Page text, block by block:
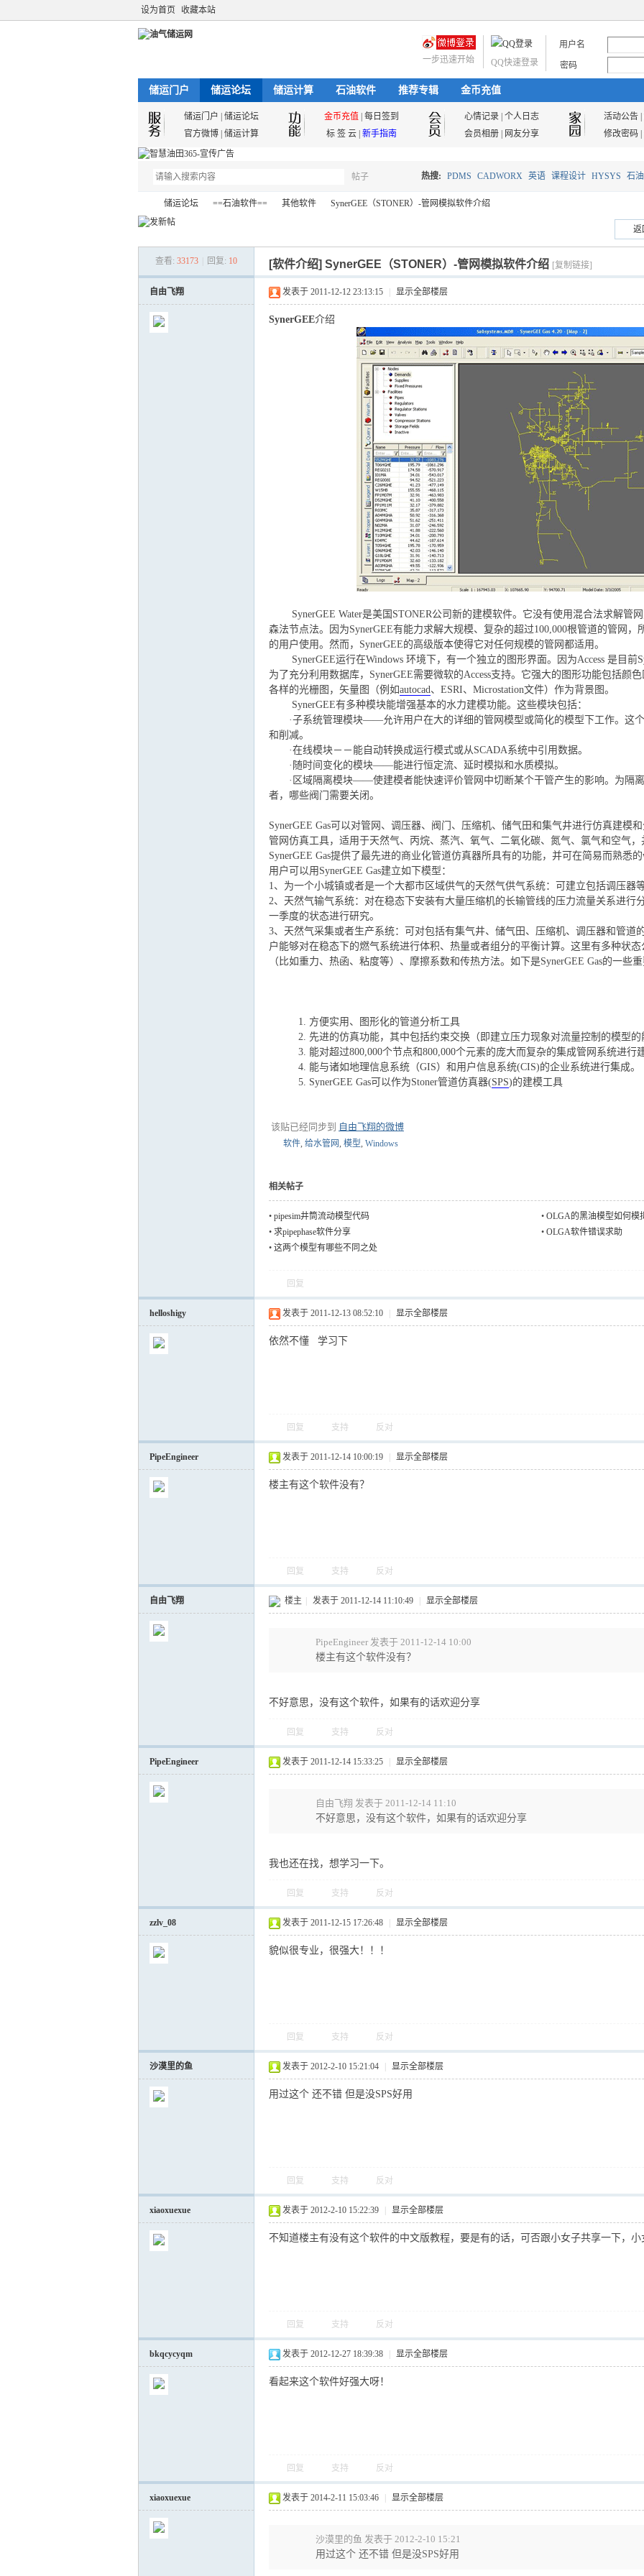
设为首页 收藏本站
用户名
密码
QQ快速登录
一步迅速开始
储运门户 储运论坛 储运计算 石油软件 推荐专辑 金币充值
储运门户 储运论坛 金币充值 每日签到 心情记录 个人日志 活动公告|
官方微博 储运计算 标 签 云 新手指南 会员相册 网友分享 修改密码|
帖子
搜
索
热搜: PDMS CADWORX 英语 课程设计 HYSYS 石
油气储运
储运论坛 ==石油软件== 其他软件
›
SynerGEE（STONER）-管网模拟软件介绍
返
查看: 33173 回复: 10 [软件介绍] SynerGEE（STONER）-管网模拟软件介绍 [复制链接]
自由飞翔 发表于 2011-12-12 23:13:15 显示全部楼层
SynerGEE介绍
SynerGEE Water是美国STONER公司新的建模软件。它没有使用混合法求解管网
森法节点法。因为SynerGEE有能力求解大规模、复杂的超过100,000根管道的管网，
的用户使用。然而，SynerGEE的高级版本使得它对任何规模的管网都适用。
SynerGEE运行在Windows 环境下，有一个独立的图形界面。因为Access 是目前
为了充分利用数据库，SynerGEE需要微软的Access支持。它强大的图形功能包括颜
各样的光栅图，矢量图（例如autocad、ESRI、Microstation文件）作为背景图。
SynerGEE有多种模块能增强基本的水力建模功能。这些模块包括：
·子系统管理模块――允许用户在大的详细的管网模型或简化的模型下工作。这个
和削减。
·在线模块－－能自动转换成运行模式或从SCADA系统中引用数据。
·随时间变化的模块――能进行恒定流、延时模拟和水质模拟。
·区域隔离模块――使建模者能快速评价管网中切断某个干管产生的影响。为隔离
者，哪些阀门需要关闭。
SynerGEE Gas可以对管网、调压器、阀门、压缩机、储气田和集气井进行仿真建模
管网仿真工具，适用于天然气、丙烷、蒸汽、氧气、二氧化碳、氮气、氯气和空气，
SynerGEE Gas提供了最先进的商业化管道仿真器所具有的功能，并可在简易而熟悉的
用户可以用SynerGEE Gas建立如下模型：
1、为一个小城镇或者是一个大都市区域供气的天然气供气系统：可建立包括调压器
2、天然气输气系统：对在稳态下安装有大量压缩机的长输管线的压力流量关系进行
一季度的状态进行研究。
3、天然气采集或者生产系统：可对包括有集气井、储气田、压缩机、调压器和管道
户能够对在稳态下的燃气系统进行体积、热量或者组分的平衡计算。这里有多种状
（比如重力、热函、粘度等）、摩擦系数和传热方法。如下是SynerGEE Gas的一些重
方便实用、图形化的管道分析工具
先进的仿真功能，其中包括约束交换（即建立压力现象对流量控制的模型的
能对超过800,000个节点和800,000个元素的庞大而复杂的集成管网系统进行
能与诸如地理信息系统（GIS）和用户信息系统(CIS)的企业系统进行集成。
SynerGEE Gas可以作为Stoner管道仿真器(SPS)的建模工具
该贴已经同步到 自由飞翔的微博
软件, 给水管网, 模型, Windows
相关帖子
• pipesim井筒流动模型代码 • OLGA的黑油模型如何模
• 求pipephase软件分享 • OLGA软件错误求助
• 这两个模型有哪些不同之处
回复
helloshigy 发表于 2011-12-13 08:52:10 显示全部楼层
依然不懂 学习下
回复 支持 反对
PipeEngineer 发表于 2011-12-14 10:00:19 显示全部楼层
楼主有这个软件没有？
回复 支持 反对
自由飞翔 楼主 发表于 2011-12-14 11:10:49 显示全部楼层
PipeEngineer 发表于 2011-12-14 10:00
楼主有这个软件没有？
不好意思，没有这个软件，如果有的话欢迎分享
回复 支持 反对
PipeEngineer 发表于 2011-12-14 15:33:25 显示全部楼层
自由飞翔 发表于 2011-12-14 11:10
不好意思，没有这个软件，如果有的话欢迎分享
我也还在找，想学习一下。
回复 支持 反对
zzlv_08 发表于 2011-12-15 17:26:48 显示全部楼层
貌似很专业，很强大！！！
回复 支持 反对
沙漠里的鱼 发表于 2012-2-10 15:21:04 显示全部楼层
用过这个 还不错 但是没SPS好用
回复 支持 反对
xiaoxuexue 发表于 2012-2-10 15:22:39 显示全部楼层
不知道楼主有没有这个软件的中文版教程，要是有的话，可否跟小女子共享一下，小
回复 支持 反对
bkqcycyqm 发表于 2012-12-27 18:39:38 显示全部楼层
看起来这个软件好强大呀！
回复 支持 反对
xiaoxuexue 发表于 2014-2-11 15:03:46 显示全部楼层
沙漠里的鱼 发表于 2012-2-10 15:21
用过这个 还不错 但是没SPS好用